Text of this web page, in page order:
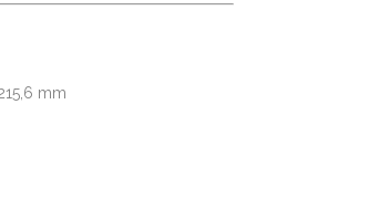
mm